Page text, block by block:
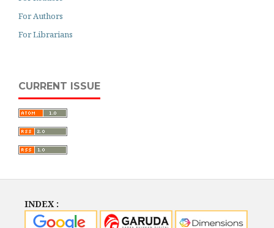
For Authors
For Librarians
CURRENT ISSUE
INDEX :